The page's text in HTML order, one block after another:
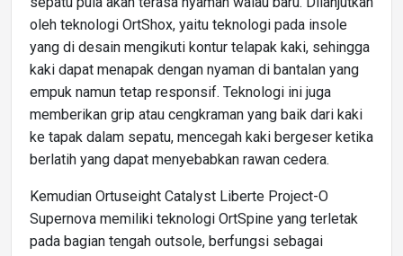
oleh teknologi OrtShox, yaitu teknologi pada insole
yang di desain mengikuti kontur telapak kaki, sehingga
kaki dapat menapak dengan nyaman di bantalan yang
empuk namun tetap responsif. Teknologi ini juga
memberikan grip atau cengkraman yang baik dari kaki
ke tapak dalam sepatu, mencegah kaki bergeser ketika
berlatih yang dapat menyebabkan rawan cedera.
Kemudian Ortuseight Catalyst Liberte Project-O
Supernova memiliki teknologi OrtSpine yang terletak
pada bagian tengah outsole, berfungsi sebagai